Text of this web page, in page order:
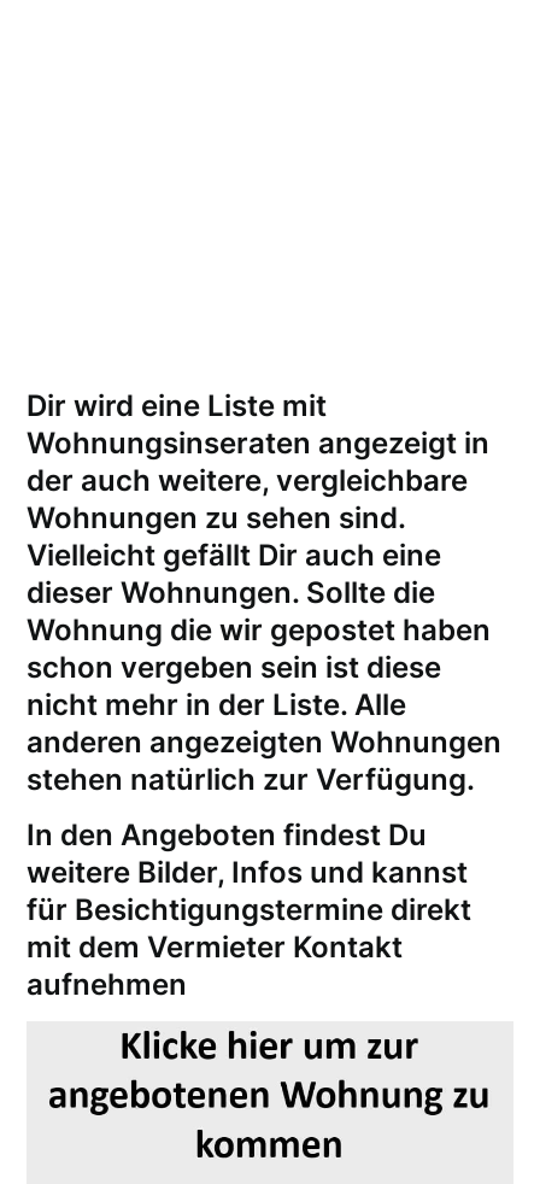
Dir wird eine Liste mit
Wohnungsinseraten angezeigt in
der auch weitere, vergleichbare
Wohnungen zu sehen sind.
Vielleicht gefällt Dir auch eine
dieser Wohnungen. Sollte die
Wohnung die wir gepostet haben
schon vergeben sein ist diese
nicht mehr in der Liste. Alle
anderen angezeigten Wohnungen
stehen natürlich zur Verfügung.
In den Angeboten findest Du
weitere Bilder, Infos und kannst
für Besichtigungstermine direkt
mit dem Vermieter Kontakt
aufnehmen